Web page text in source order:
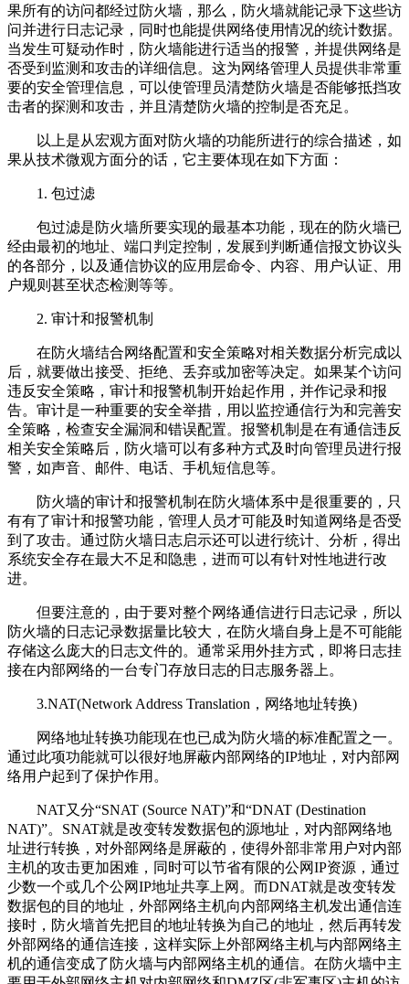
果所有的访问都经过防火墙，那么，防火墙就能记录下这些访
问并进行日志记录，同时也能提供网络使用情况的统计数据。
当发生可疑动作时，防火墙能进行适当的报警，并提供网络是
否受到监测和攻击的详细信息。这为网络管理人员提供非常重
要的安全管理信息，可以使管理员清楚防火墙是否能够抵挡攻
击者的探测和攻击，并且清楚防火墙的控制是否充足。
以上是从宏观方面对防火墙的功能所进行的综合描述，如
果从技术微观方面分的话，它主要体现在如下方面：
1. 包过滤
包过滤是防火墙所要实现的最基本功能，现在的防火墙已
经由最初的地址、端口判定控制，发展到判断通信报文协议头
的各部分，以及通信协议的应用层命令、内容、用户认证、用
户规则甚至状态检测等等。
2. 审计和报警机制
在防火墙结合网络配置和安全策略对相关数据分析完成以
后，就要做出接受、拒绝、丢弃或加密等决定。如果某个访问
违反安全策略，审计和报警机制开始起作用，并作记录和报
告。审计是一种重要的安全举措，用以监控通信行为和完善安
全策略，检查安全漏洞和错误配置。报警机制是在有通信违反
相关安全策略后，防火墙可以有多种方式及时向管理员进行报
警，如声音、邮件、电话、手机短信息等。
防火墙的审计和报警机制在防火墙体系中是很重要的，只
有有了审计和报警功能，管理人员才可能及时知道网络是否受
到了攻击。通过防火墙日志启示还可以进行统计、分析，得出
系统安全存在最大不足和隐患，进而可以有针对性地进行改
进。
但要注意的，由于要对整个网络通信进行日志记录，所以
防火墙的日志记录数据量比较大，在防火墙自身上是不可能能
存储这么庞大的日志文件的。通常采用外挂方式，即将日志挂
接在内部网络的一台专门存放日志的日志服务器上。
3.NAT(Network Address Translation，网络地址转换)
网络地址转换功能现在也已成为防火墙的标准配置之一。
通过此项功能就可以很好地屏蔽内部网络的IP地址，对内部网
络用户起到了保护作用。
NAT又分“SNAT (Source NAT)”和“DNAT (Destination
NAT)”。SNAT就是改变转发数据包的源地址，对内部网络地
址进行转换，对外部网络是屏蔽的，使得外部非常用户对内部
主机的攻击更加困难，同时可以节省有限的公网IP资源，通过
少数一个或几个公网IP地址共享上网。而DNAT就是改变转发
数据包的目的地址，外部网络主机向内部网络主机发出通信连
接时，防火墙首先把目的地址转换为自己的地址，然后再转发
外部网络的通信连接，这样实际上外部网络主机与内部网络主
机的通信变成了防火墙与内部网络主机的通信。在防火墙中主